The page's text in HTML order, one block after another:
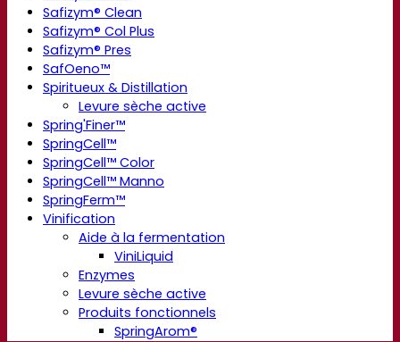
Safizym® Clean
Safizym® Col Plus
Safizym® Pres
SafOeno™
Spiritueux & Distillation
Levure sèche active
Spring'Finer™
SpringCell™
SpringCell™ Color
SpringCell™ Manno
SpringFerm™
Vinification
Aide à la fermentation
ViniLiquid
Enzymes
Levure sèche active
Produits fonctionnels
SpringArom®